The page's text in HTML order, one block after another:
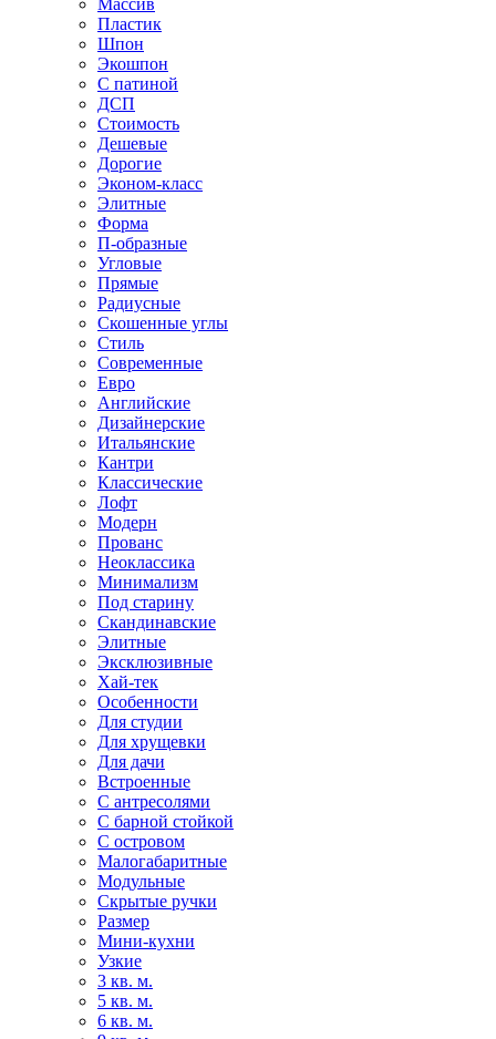
Массив
Пластик
Шпон
Экошпон
С патиной
ДСП
Стоимость
Дешевые
Дорогие
Эконом-класс
Элитные
Форма
П-образные
Угловые
Прямые
Радиусные
Скошенные углы
Стиль
Современные
Евро
Английские
Дизайнерские
Итальянские
Кантри
Классические
Лофт
Модерн
Прованс
Неоклассика
Минимализм
Под старину
Скандинавские
Элитные
Эксклюзивные
Хай-тек
Особенности
Для студии
Для хрущевки
Для дачи
Встроенные
С антресолями
С барной стойкой
С островом
Малогабаритные
Модульные
Скрытые ручки
Размер
Мини-кухни
Узкие
3 кв. м.
5 кв. м.
6 кв. м.